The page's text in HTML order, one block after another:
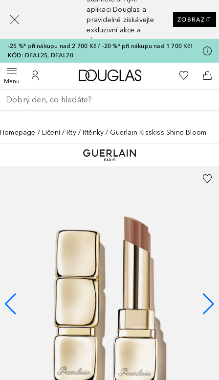
aplikaci Douglas a
pravidelně získávejte
exkluzivní akce a
slevy
ZOBRAZIT
-25 %* při nákupu nad 2 700 Kč / -20 %* při nákupu nad 1 700 Kč!
KÓD: DEAL25, DEAL20
MenuOtevřít menuK mému účtu
Domů K mému
Do
Vraťte se
Proveďte vyhledávání
Homepage Líčení Rty Rtěnky Guerlain Kisskiss Shine Bloom
[navigation.slideout.screenreader]